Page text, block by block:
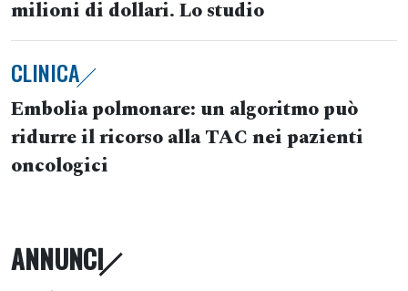
milioni di dollari. Lo studio
CLINICA
Embolia polmonare: un algoritmo può
ridurre il ricorso alla TAC nei pazienti
oncologici
ANNUNCI